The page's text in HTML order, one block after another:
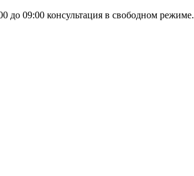
до 09:00 консультация в свободном режиме.